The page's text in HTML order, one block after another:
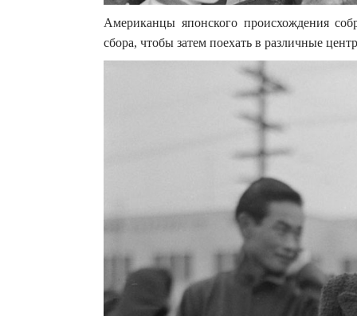
Американцы японского происхождения
сбора, чтобы затем поехать в различные